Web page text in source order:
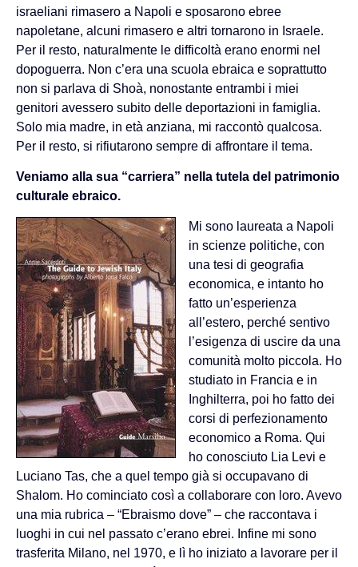
israeliani rimasero a Napoli e sposarono ebree
napoletane, alcuni rimasero e altri tornarono in Israele.
Per il resto, naturalmente le difficoltà erano enormi nel
dopoguerra. Non c’era una scuola ebraica e soprattutto
non si parlava di Shoà, nonostante entrambi i miei
genitori avessero subito delle deportazioni in famiglia.
Solo mia madre, in età anziana, mi raccontò qualcosa.
Per il resto, si rifiutarono sempre di affrontare il tema.
Veniamo alla sua “carriera” nella tutela del patrimonio
culturale ebraico.
Mi sono laureata a Napoli
in scienze politiche, con
una tesi di geografia
economica, e intanto ho
fatto un’esperienza
all’estero, perché sentivo
l’esigenza di uscire da una
comunità molto piccola. Ho
studiato in Francia e in
Inghilterra, poi ho fatto dei
corsi di perfezionamento
economico a Roma. Qui
ho conosciuto Lia Levi e
Luciano Tas, che a quel tempo già si occupavano di
Shalom. Ho cominciato così a collaborare con loro. Avevo
una mia rubrica – “Ebraismo dove” – che raccontava i
luoghi in cui nel passato c’erano ebrei. Infine mi sono
trasferita Milano, nel 1970, e lì ho iniziato a lavorare per il